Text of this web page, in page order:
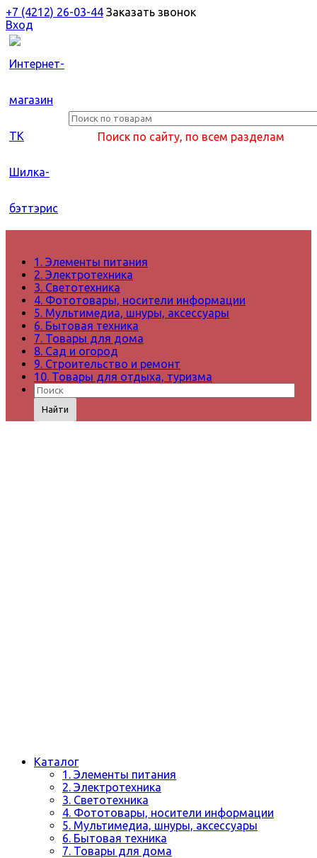
+7 (4212) 26-03-44 Заказать звонок
Вход
Поиск по сайту, по всем разделам
1. Элементы питания
2. Электротехника
3. Светотехника
4. Фототовары, носители информации
5. Мультимедиа, шнуры, аксессуары
6. Бытовая техника
7. Товары для дома
8. Сад и огород
9. Строительство и ремонт
10. Товары для отдыха, туризма
Найти
Каталог
1. Элементы питания
2. Электротехника
3. Светотехника
4. Фототовары, носители информации
5. Мультимедиа, шнуры, аксессуары
6. Бытовая техника
7. Товары для дома